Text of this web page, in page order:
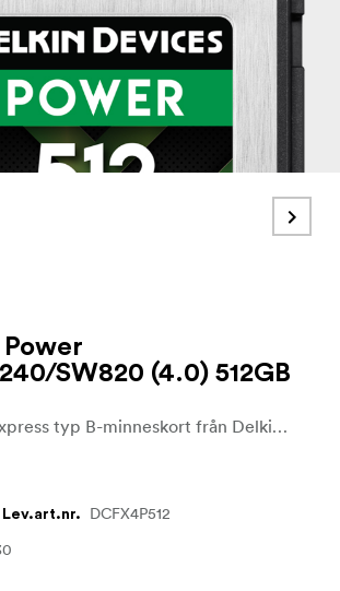
SW820 (4.0) 512GB
POWER 4.0 CFexpress typ B-minneskort från Delkin Devices kombinerar tillförlitlighet med oöverträffad prestanda. POWER CFexpress typ B-kortet erbjuder några av de snabbaste skrivhastigheterna och är särskilt utformat för att utmärka sig i den senaste generationen av avancerade filmvärdar. Med tillräckligt höga hastigheter för att spela in 4K/6K/8K-video samt kontinuerliga RAW-filer.
Lev.art.nr. DCFX4P512